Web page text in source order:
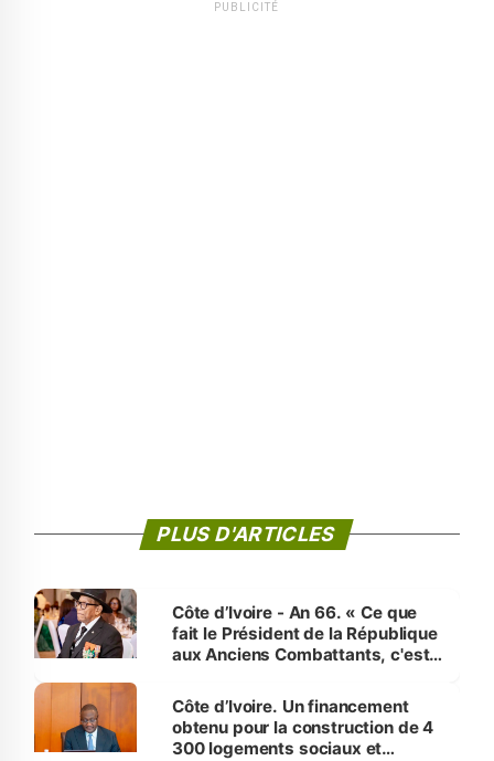
PUBLICITÉ
PLUS D'ARTICLES
Côte d’Ivoire - An 66. « Ce que
fait le Président de la République
aux Anciens Combattants, c'est
Côte d’Ivoire. Un financement
obtenu pour la construction de 4
300 logements sociaux et